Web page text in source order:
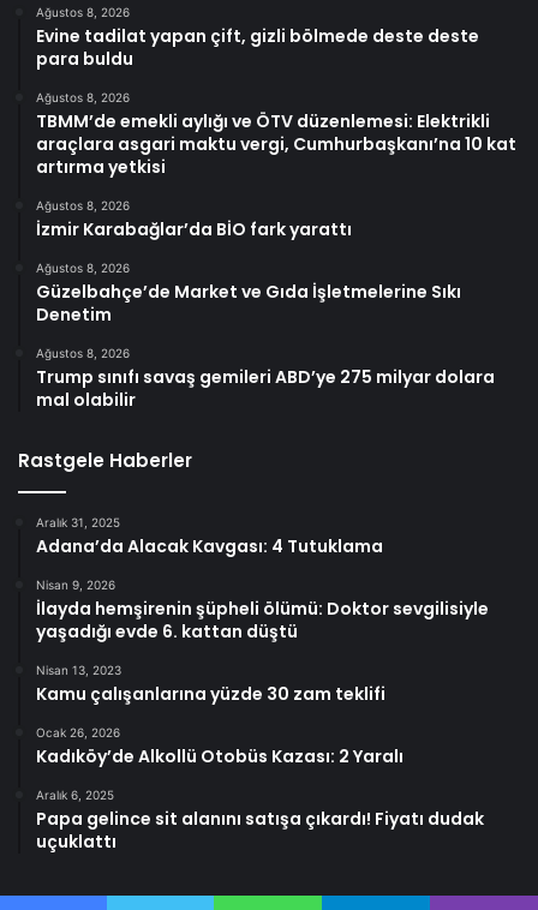
Ağustos 8, 2026
Evine tadilat yapan çift, gizli bölmede deste deste
para buldu
Ağustos 8, 2026
TBMM’de emekli aylığı ve ÖTV düzenlemesi: Elektrikli
araçlara asgari maktu vergi, Cumhurbaşkanı’na 10 kat
artırma yetkisi
Ağustos 8, 2026
İzmir Karabağlar’da BİO fark yarattı
Ağustos 8, 2026
Güzelbahçe’de Market ve Gıda İşletmelerine Sıkı
Denetim
Ağustos 8, 2026
Trump sınıfı savaş gemileri ABD’ye 275 milyar dolara
mal olabilir
Rastgele Haberler
Aralık 31, 2025
Adana’da Alacak Kavgası: 4 Tutuklama
Nisan 9, 2026
İlayda hemşirenin şüpheli ölümü: Doktor sevgilisiyle
yaşadığı evde 6. kattan düştü
Nisan 13, 2023
Kamu çalışanlarına yüzde 30 zam teklifi
Ocak 26, 2026
Kadıköy’de Alkollü Otobüs Kazası: 2 Yaralı
Aralık 6, 2025
Papa gelince sit alanını satışa çıkardı! Fiyatı dudak
uçuklattı